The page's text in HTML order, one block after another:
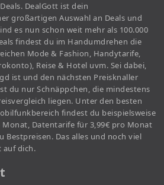
DealGott ist dein
großartigen Auswahl an Deals und
es nun schon weit mehr als 100.000
findest du im Handumdrehen die
Mode & Fashion, Handytarife,
Reise & Hotel uvm. Sei dabei,
ist und den nächsten Preisknaller
du nur Schnäppchen, die mindestens
liegen. Unter den besten
findest du beispielsweise
Datentarife für 3,99€ pro Monat
Bestpreisen. Das alles und noch viel
auf dich.